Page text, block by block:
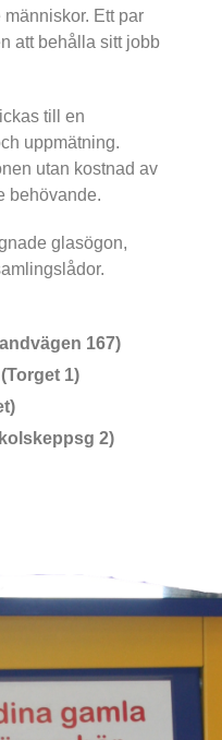
Ett par
att behålla sitt jobb
till en
uppmätning.
utan kostnad av
behövande.
glasögon,
167)
1)
2)